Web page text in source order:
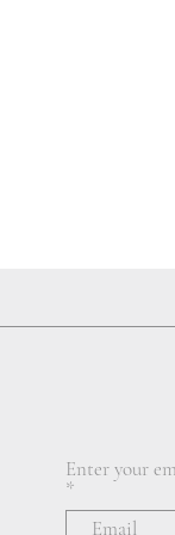
Enter your